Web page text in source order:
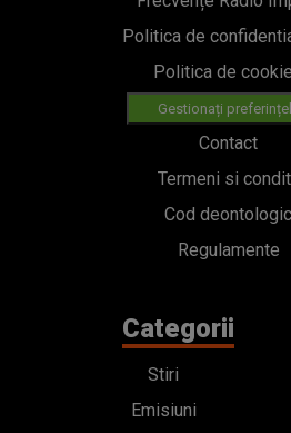
Politica de
Politica de
Gestionați
Contact
Termeni si
Cod deontologic
Regulamente
Categorii
Stiri
Emisiuni